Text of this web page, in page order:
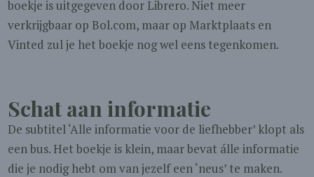
boekje is uitgegeven door Librero. Niet meer
verkrijgbaar op Bol.com, maar op Marktplaats en
Vinted zul je het boekje nog wel eens tegenkomen.
Schat aan informatie
De subtitel ‘Alle informatie voor de liefhebber’ klopt als
een bus. Het boekje is klein, maar bevat álle informatie
die je nodig hebt om van jezelf een ‘neus’ te maken.